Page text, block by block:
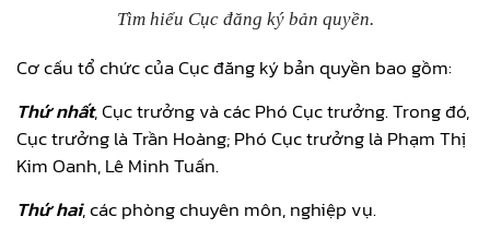
Tìm hiểu Cục đăng ký bản quyền.
Cơ cấu tổ chức của Cục đăng ký bản quyền bao gồm:
Thứ nhất, Cục trưởng và các Phó Cục trưởng. Trong đó,
Cục trưởng là Trần Hoàng; Phó Cục trưởng là Phạm Thị
Kim Oanh, Lê Minh Tuấn.
Thứ hai, các phòng chuyên môn, nghiệp vụ.